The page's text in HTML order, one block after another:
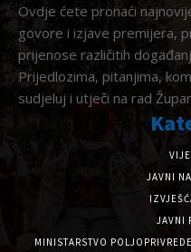
Ovdje ćete pronaći
govore i izjave premijera,
prijenose različitih
Prijedlozima, pitanjima,
sudjeluj i utječi na rad
JAVNI
JAVNI
MINISTARSTVO